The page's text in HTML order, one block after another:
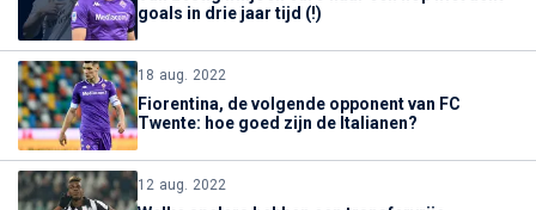
goals in drie jaar tijd (!)
18 aug. 2022
Fiorentina, de volgende opponent van FC
Twente: hoe goed zijn de Italianen?
12 aug. 2022